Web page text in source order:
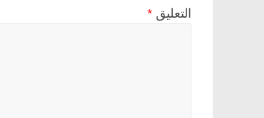
التعليق *